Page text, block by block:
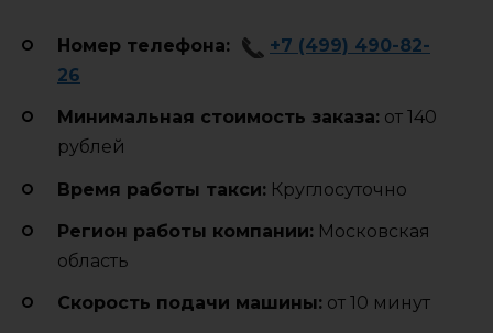
Номер телефона:
+7 (499) 490-82-
26
Минимальная стоимость заказа: от 140
рублей
Время работы такси: Круглосуточно
Регион работы компании: Московская
область
Cкорость подачи машины: от 10 минут